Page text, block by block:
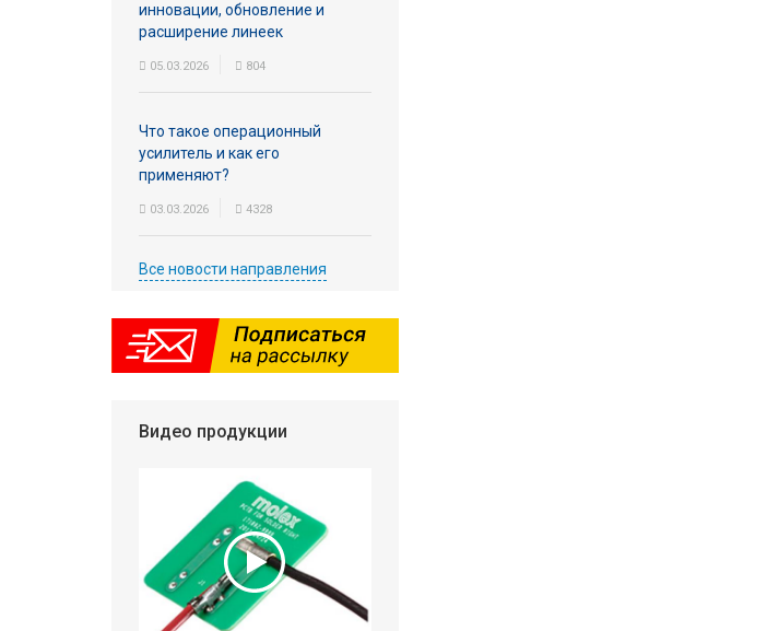
инновации, обновление и
расширение линеек
05.03.2026 804
Что такое операционный
усилитель и как его
применяют?
03.03.2026 4328
Все новости направления
Видео продукции